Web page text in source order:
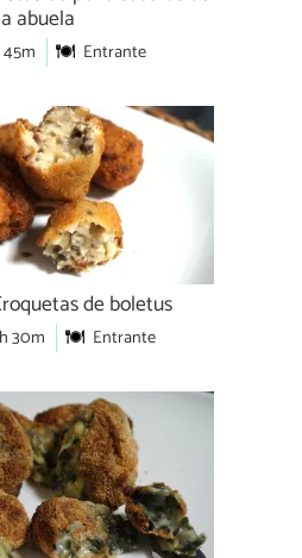
abuela
45m Entrante
de boletus
30m Entrante